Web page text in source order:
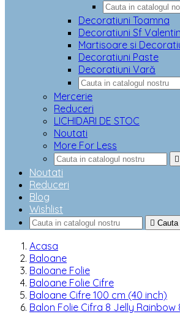
Decoratiuni Toamna
Decoratiuni Sf Valentin
Martisoare si
Decoratiuni Paste
Decoratiuni Vară
Mercerie
Reduceri
LICHIDARI DE STOC
Noutati
More For Less

Noutati
Reduceri
Blog
Wishlist
 Cauta
Acasa
Baloane
Baloane Folie
Baloane Folie Cifre
Baloane Cifre 100 cm (40 inch)
Balon Folie Cifra 8 Jelly Rainbow